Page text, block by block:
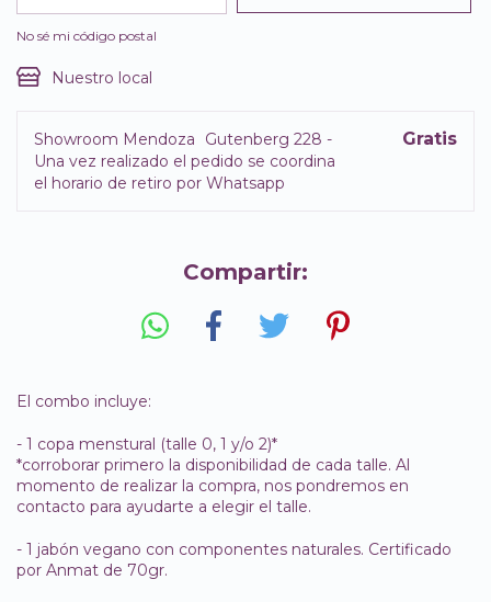
Entregas para el CP:
No sé mi código postal
Nuestro local
Showroom Mendoza
Gutenberg 228 -
Una vez realizado el pedido se coordina
el horario de retiro por Whatsapp
Gratis
Compartir:
El combo incluye:
- 1 copa menstural (talle 0, 1 y/o 2)*
*corroborar primero la disponibilidad de cada talle. Al
momento de realizar la compra, nos pondremos en
contacto para ayudarte a elegir el talle.
- 1 jabón vegano con componentes naturales. Certificado
por Anmat de 70gr.